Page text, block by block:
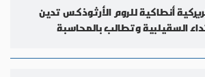
أنطاكية للروم الأرثوذكس تدين
السقيلبية وتطالب بالمحاسبة